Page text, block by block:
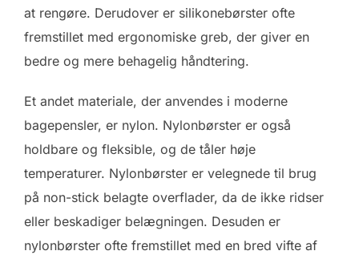
at rengøre. Derudover er silikonebørster ofte
fremstillet med ergonomiske greb, der giver en
bedre og mere behagelig håndtering.
Et andet materiale, der anvendes i moderne
bagepensler, er nylon. Nylonbørster er også
holdbare og fleksible, og de tåler høje
temperaturer. Nylonbørster er velegnede til brug
på non-stick belagte overflader, da de ikke ridser
eller beskadiger belægningen. Desuden er
nylonbørster ofte fremstillet med en bred vifte af